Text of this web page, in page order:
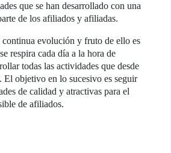
que se han desarrollado con una
de los afiliados y afiliadas.
continua evolución y fruto de ello es
respira cada día a la hora de
todas las actividades que desde
El objetivo en lo sucesivo es seguir
de calidad y atractivas para el
de afiliados.